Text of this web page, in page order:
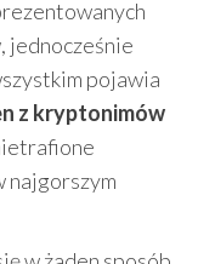
jednocześnie
pojawia
z kryptonimów
najgorszym